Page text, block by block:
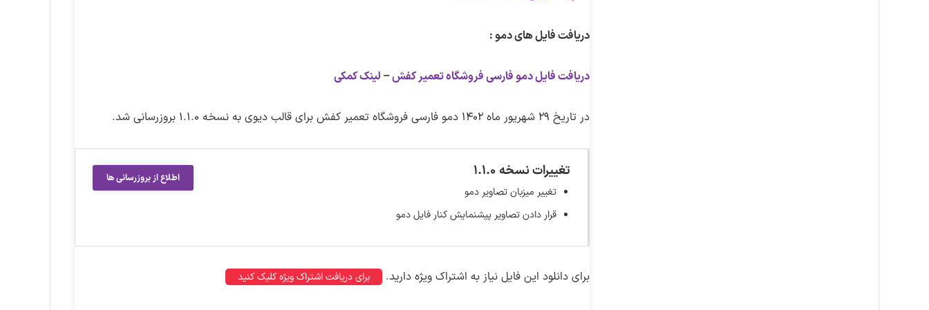
دریافت فایل های دمو :
دریافت فایل دمو فارسی فروشگاه تعمیر کفش– لینک کمکی
در تاریخ ۲۹ شهریور ماه ۱۴۰۲ دمو فارسی فروشگاه تعمیر کفش برای قالب دیوی به نسخه ۱.۱.۰ بروزرسانی شد.
اطلاع از بروزرسانی ها تغییرات نسخه ۱.۱.۰
تغییر میزبان تصاویر دمو
قرار دادن تصاویر پیشنمایش کنار فایل دمو
برای دانلود این فایل نیاز به اشتراک ویژه دارید. برای دریافت اشتراک ویژه کلیک کنید